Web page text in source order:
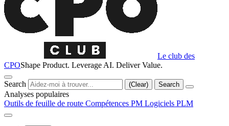
Le club des
CPOShape Product. Leverage AI. Deliver Value.
Search (Clear) Search
Analyses populaires
Outils de feuille de route Compétences PM Logiciels PLM